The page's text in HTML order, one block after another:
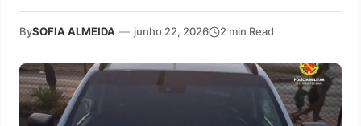
BySOFIA ALMEIDA — junho 22, 2026 2 min Read